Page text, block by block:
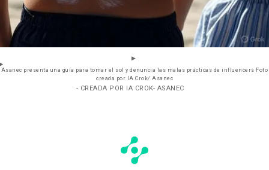
Asanec presenta una guía para tomar el sol y denuncia las malas prácticas de influencers Foto
creada por IA Crok/ Asanec
- CREADA POR IA CROK- ASANEC